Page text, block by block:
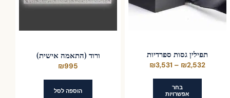
תפילין גסות ספרדיות
₪2,532
–
₪3,531
טווח
בחר
אפשרויות
ורוד (התאמה אישית)
₪995
הוספה לסל